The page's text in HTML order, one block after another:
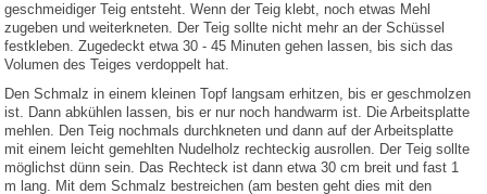
geschmeidiger Teig entsteht. Wenn der Teig klebt, noch etwas Mehl
zugeben und weiterkneten. Der Teig sollte nicht mehr an der Schüssel
festkleben. Zugedeckt etwa 30 - 45 Minuten gehen lassen, bis sich das
Volumen des Teiges verdoppelt hat.
Den Schmalz in einem kleinen Topf langsam erhitzen, bis er geschmolzen
ist. Dann abkühlen lassen, bis er nur noch handwarm ist. Die Arbeitsplatte
mehlen. Den Teig nochmals durchkneten und dann auf der Arbeitsplatte
mit einem leicht gemehlten Nudelholz rechteckig ausrollen. Der Teig sollte
möglichst dünn sein. Das Rechteck ist dann etwa 30 cm breit und fast 1
m lang. Mit dem Schmalz bestreichen (am besten geht dies mit den